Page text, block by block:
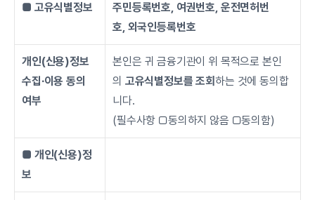
■ 고유식별정보
주민등록번호, 여권번호, 운전면허번
호, 외국인등록번호
개인(신용)정보
수집∙이용 동의
여부
본인은 귀 금융기관이 위 목적으로 본인
의 고유식별정보를 조회하는 것에 동의합
니다.
(필수사항 □동의하지 않음 □동의함)
■ 개인(신용)정
보